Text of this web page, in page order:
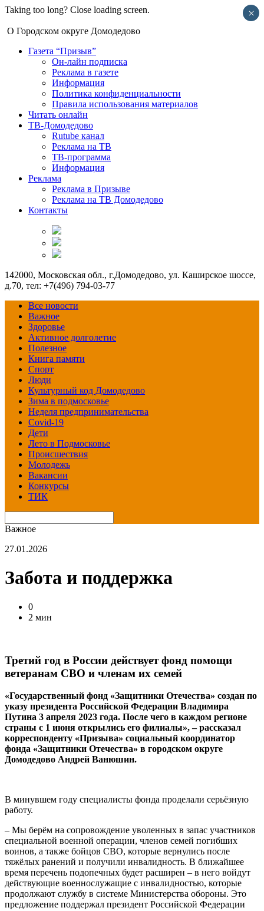
Taking too long? Close loading screen.
О Городском округе Домодедово
Газета “Призыв”
Он-лайн подписка
Реклама в газете
Информация
Политика конфиденциальности
Правила использования материалов
Читать онлайн
ТВ-Домодедово
Rutube канал
Реклама на ТВ
ТВ-программа
Информация
Реклама
Реклама в Призыве
Реклама на ТВ Домодедово
Контакты
142000, Московская обл., г.Домодедово, ул. Каширское шоссе,
д.70, тел: +7(496) 794-03-77
Все новости
Важное
Здоровье
Активное долголетие
Полезное
Книга памяти
Спорт
Люди
Культурный код Домодедово
Зима в подмосковье
Неделя предпринимательства
Covid-19
Дети
Лето в Подмосковье
Происшествия
Молодежь
Вакансии
Конкурсы
ТИК
Важное
27.01.2026
Забота и поддержка
0
2 мин
Третий год в России действует фонд помощи
ветеранам СВО и членам их семей
«Государственный фонд «Защитники Отечества» создан по
указу президента Российской Федерации Владимира
Путина 3 апреля 2023 года. После чего в каждом регионе
страны с 1 июня открылись его филиалы», – рассказал
корреспонденту «Призыва» социальный координатор
фонда «Защитники Отечества» в городском округе
Домодедово Андрей Ванюшин.
В минувшем году специалисты фонда проделали серьёзную
работу.
– Мы берём на сопровождение уволенных в запас участников
специальной военной операции, членов семей погибших
воинов, а также бойцов СВО, которые вернулись после
тяжёлых ранений и получили инвалидность. В ближайшее
время перечень подопечных будет расширен – в него войдут
действующие военнослужащие с инвалидностью, которые
продолжают службу в системе Министерства обороны. Это
предложение поддержал президент Российской Федерации
×